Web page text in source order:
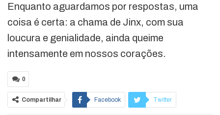
Enquanto aguardamos por respostas, uma
coisa é certa: a chama de Jinx, com sua
loucura e genialidade, ainda queime
intensamente em nossos corações.
0
Compartilhar Facebook Twitter